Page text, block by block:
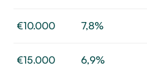
€10.000 7,8%
€15.000 6,9%